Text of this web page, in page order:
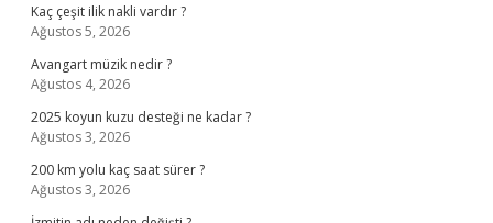
Kaç çeşit ilik nakli vardır ?
Ağustos 5, 2026
Avangart müzik nedir ?
Ağustos 4, 2026
2025 koyun kuzu desteği ne kadar ?
Ağustos 3, 2026
200 km yolu kaç saat sürer ?
Ağustos 3, 2026